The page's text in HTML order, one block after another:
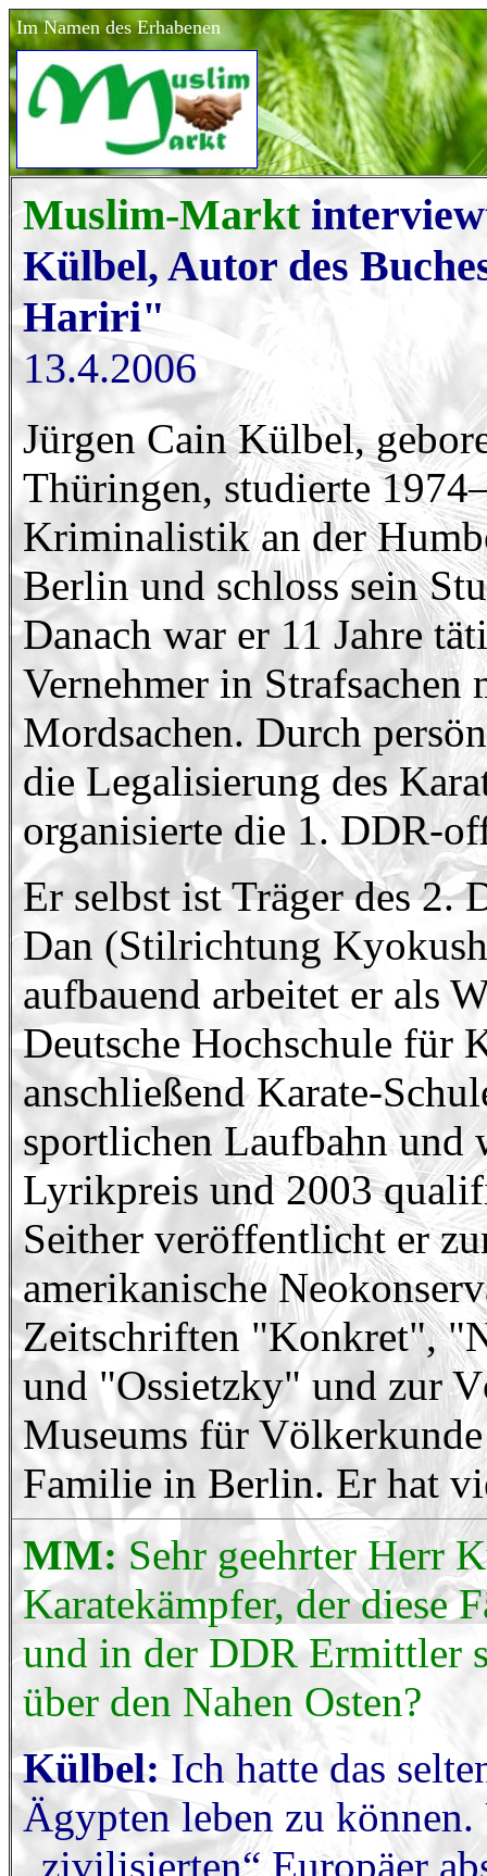
Im Namen des Erhabenen
Muslim-Markt
Külbel, Autor des
Hariri"
13.4.2006
Jürgen Cain Külbel,
Thüringen, studierte
Kriminalistik an der
Berlin und schloss sein
Danach war er 11 Jahre
Vernehmer in
Mordsachen. Durch
die Legalisierung des
organisierte die 1. DDR-
Er selbst ist Träger des 2.
Dan (Stilrichtung
aufbauend arbeitet er als
Deutsche Hochschule für
anschließend Karate-
sportlichen Laufbahn und
Lyrikpreis und 2003
Seither veröffentlicht er
amerikanische
Zeitschriften "Konkret",
und "Ossietzky" und zur
Museums für
Familie in Berlin. Er hat
MM:Sehr geehrter Herr
Karatekämpfer, der diese
und in der DDR Ermittler
über den Nahen Osten?
Külbel: Ich hatte das
Ägypten leben zu
„zivilisierten“ Europäer